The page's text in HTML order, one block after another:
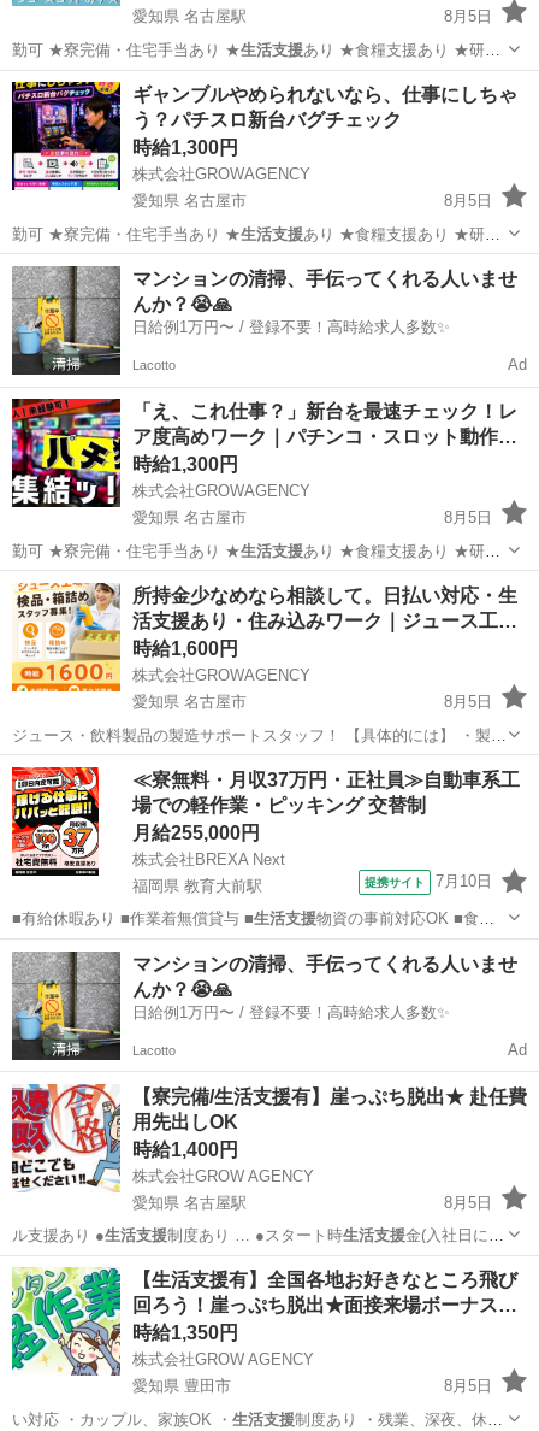
愛知県 名古屋駅
8月5日
勤可 ★寮完備・住宅手当あり ★生活支援あり ★食糧支援あり ★研修
あり…
愛知 名古屋市 名古屋駅 その他 レア
ギャンブルやめられないなら、仕事にしちゃ
う？パチスロ新台バグチェック
時給1,300円
株式会社GROWAGENCY
愛知県 名古屋市
8月5日
勤可 ★寮完備・住宅手当あり ★生活支援あり ★食糧支援あり ★研修
あり…
愛知 名古屋市 スロット
マンションの清掃、手伝ってくれる人いませ
んか？😭🙏
日給例1万円〜 / 登録不要！高時給求人多数✨
Lacotto Ad
「え、これ仕事？」新台を最速チェック！レ
ア度高めワーク｜パチンコ・スロット動作…
時給1,300円
株式会社GROWAGENCY
愛知県 名古屋市
8月5日
勤可 ★寮完備・住宅手当あり ★生活支援あり ★食糧支援あり ★研修
あり…
愛知 名古屋市 パチンコ スロット
所持金少なめなら相談して。日払い対応・生
活支援あり・住み込みワーク｜ジュース工…
時給1,600円
株式会社GROWAGENCY
愛知県 名古屋市
8月5日
ジュース・飲料製品の製造サポートスタッフ！ 【具体的には】 ・製品
を機械へセット ・機械操作の補助 ・完成品の取り出し ・箱詰め、梱
包 ・出荷準備 扱うのは、 コンビニやスーパーで見かける身近な飲料
商...
愛知 名古屋市 工場 スタッフ
≪寮無料・月収37万円・正社員≫自動車系工
場での軽作業・ピッキング 交替制
月給255,000円
株式会社BREXA Next
福岡県 教育大前駅
提携サイト 7月10日
■有給休暇あり ■作業着無償貸与 ■生活支援物資の事前対応OK ■食堂
利用可（1…
福岡 宮若市 その他
マンションの清掃、手伝ってくれる人いませ
んか？😭🙏
日給例1万円〜 / 登録不要！高時給求人多数✨
Lacotto Ad
【寮完備/生活支援有】崖っぷち脱出★ 赴任費
用先出しOK
時給1,400円
株式会社GROW AGENCY
愛知県 名古屋駅
8月5日
ル支援あり ●生活支援 制度あり … ●スタート時生活支援金(入社日に
1~…
愛知 名古屋市 名古屋駅 工場 生活支援
【生活支援有】全国各地お好きなところ飛び
回ろう！崖っぷち脱出★面接来場ボーナス…
時給1,350円
株式会社GROW AGENCY
愛知県 豊田市
8月5日
い対応 ・カップル、家族OK ・ 生活支援制度あり ・残業、深夜、休日